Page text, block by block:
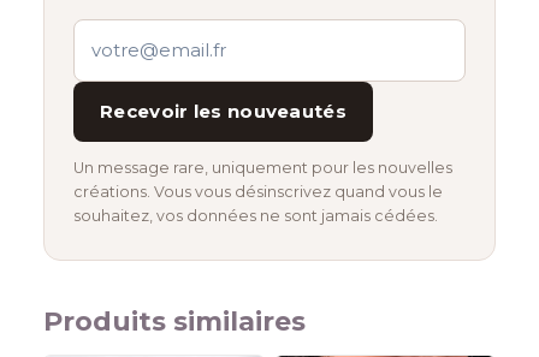
Recevoir les nouveautés
Un message rare, uniquement pour les nouvelles
créations. Vous vous désinscrivez quand vous le
souhaitez, vos données ne sont jamais cédées.
Produits similaires